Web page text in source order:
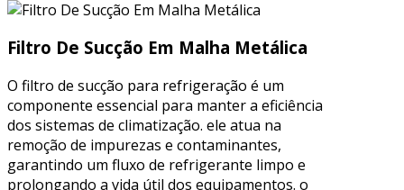
Filtro De Sucção Em Malha Metálica
O filtro de sucção para refrigeração é um
componente essencial para manter a eficiência
dos sistemas de climatização. ele atua na
remoção de impurezas e contaminantes,
garantindo um fluxo de refrigerante limpo e
prolongando a vida útil dos equipamentos. o